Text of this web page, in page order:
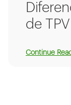
de TPV
Continue